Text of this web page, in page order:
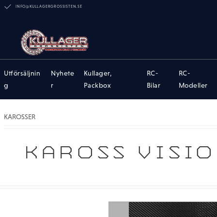
INFO@KULLAGERGROSSISTEN.SE
Utförsäljnin
g
Nyhete
r
Kullager,
Packbox
RC-
Bilar
RC-
Modeller
KAROSSER
KAROSS